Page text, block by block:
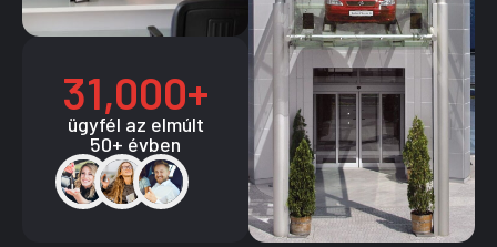
31,000+
ügyfél az elmúlt
50+ évben